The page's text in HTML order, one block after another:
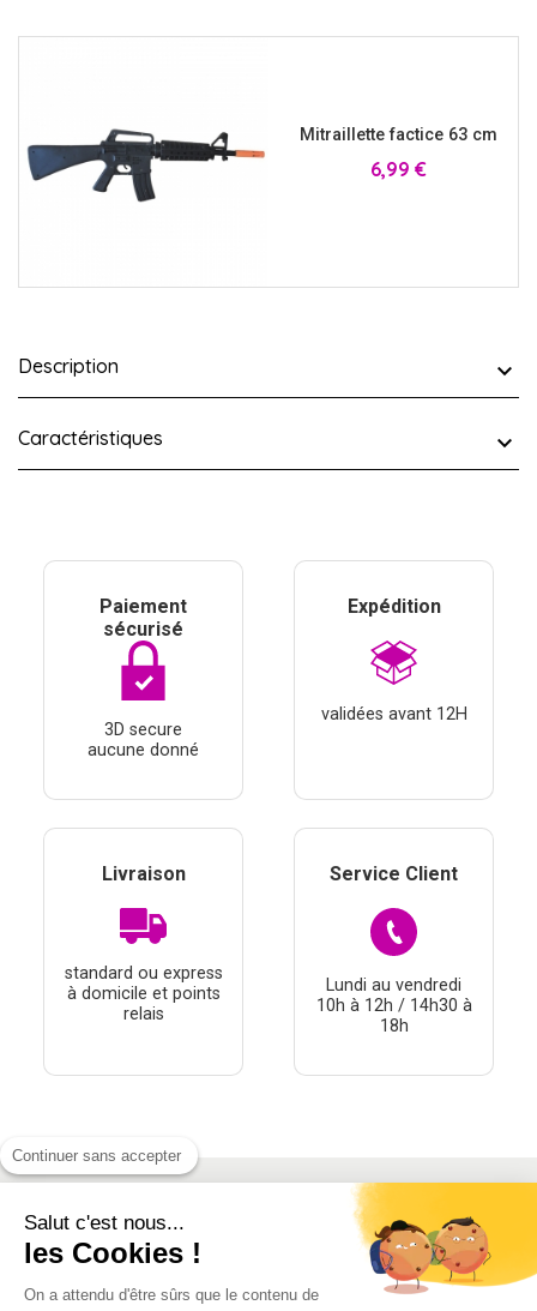
Mitraillette factice 63 cm
Prix
6,99 €
Description
Caractéristiques
Paiement
sécurisé
3D secure
aucune donné
Expédition
validées avant 12H
Livraison
standard ou express
à domicile et points
relais
Service Client
Lundi au vendredi
10h à 12h / 14h30 à
18h
À PROPOS
Continuer sans accepter
Salut c'est nous...
les Cookies !
On a attendu d'être sûrs que le contenu de